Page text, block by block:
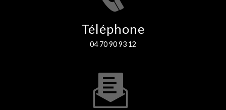
Téléphone
04 70 90 93 12